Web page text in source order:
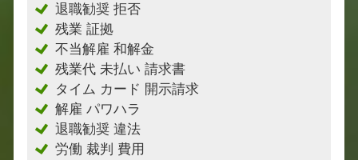
退職勧奨 拒否
残業 証拠
不当解雇 和解金
残業代 未払い 請求書
タイム カード 開示請求
解雇 パワハラ
退職勧奨 違法
労働 裁判 費用